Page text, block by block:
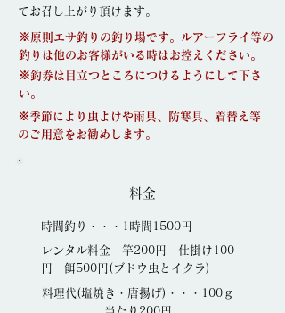
てお召し上がり頂けます。
※原則エサ釣りの釣り場です。ルアーフライ等の
釣りは他のお客様がいる時はお控えください。
※釣券は目立つところにつけるようにして下さ
い。
※季節により虫よけや雨具、防寒具、着替え等
のご用意をお勧めします。
料金
時間釣り・・・1時間1500円
レンタル料金 竿200円 仕掛け100
円 餌500円(ブドウ虫とイクラ)
料理代(塩焼き・唐揚げ)・・・100ｇ